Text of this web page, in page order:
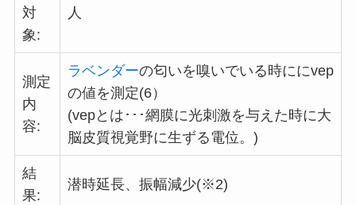
対
象:
人
測定
内
容:
ラベンダーの匂いを嗅いでいる時ににvep
の値を測定(6）
(vepとは･･･網膜に光刺激を与えた時に大
脳皮質視覚野に生ずる電位。)
結
果:
潜時延長、振幅減少(※2)